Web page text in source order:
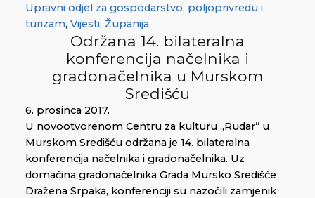
Upravni odjel za gospodarstvo, poljoprivredu i
turizam, Vijesti, Županija
Održana 14. bilateralna
konferencija načelnika i
gradonačelnika u Murskom
Središću
6. prosinca 2017.
U novootvorenom Centru za kulturu „Rudar“ u
Murskom Središću održana je 14. bilateralna
konferencija načelnika i gradonačelnika. Uz
domaćina gradonačelnika Grada Mursko Središće
Dražena Srpaka, konferenciji su nazočili zamjenik